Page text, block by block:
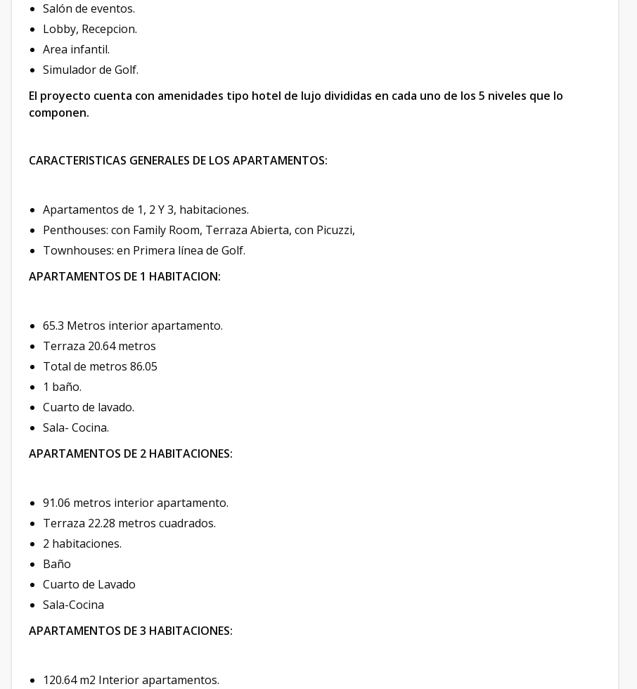
Salón de eventos.
Lobby, Recepcion.
Area infantil.
Simulador de Golf.
El proyecto cuenta con amenidades tipo hotel de lujo divididas en cada uno de los 5 niveles que lo
componen.
CARACTERISTICAS GENERALES DE LOS APARTAMENTOS:
Apartamentos de 1, 2 Y 3, habitaciones.
Penthouses: con Family Room, Terraza Abierta, con Picuzzi,
Townhouses: en Primera línea de Golf.
APARTAMENTOS DE 1 HABITACION:
65.3 Metros interior apartamento.
Terraza 20.64 metros
Total de metros 86.05
1 baño.
Cuarto de lavado.
Sala- Cocina.
APARTAMENTOS DE 2 HABITACIONES:
91.06 metros interior apartamento.
Terraza 22.28 metros cuadrados.
2 habitaciones.
Baño
Cuarto de Lavado
Sala-Cocina
APARTAMENTOS DE 3 HABITACIONES:
120.64 m2 Interior apartamentos.